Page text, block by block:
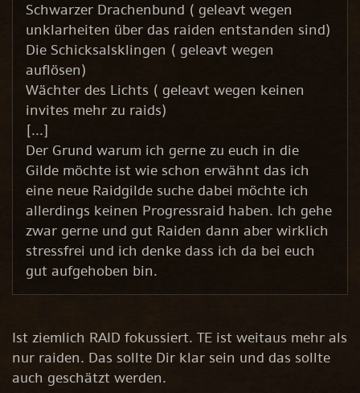
Schwarzer Drachenbund ( geleavt wegen
unklarheiten über das raiden entstanden sind)
Die Schicksalsklingen ( geleavt wegen
auflösen)
Wächter des Lichts ( geleavt wegen keinen
invites mehr zu raids)
[...]
Der Grund warum ich gerne zu euch in die
Gilde möchte ist wie schon erwähnt das ich
eine neue Raidgilde suche dabei möchte ich
allerdings keinen Progressraid haben. Ich gehe
zwar gerne und gut Raiden dann aber wirklich
stressfrei und ich denke dass ich da bei euch
gut aufgehoben bin.
Ist ziemlich RAID fokussiert. TE ist weitaus mehr als
nur raiden. Das sollte Dir klar sein und das sollte
auch geschätzt werden.